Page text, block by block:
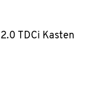
TDCi Kasten